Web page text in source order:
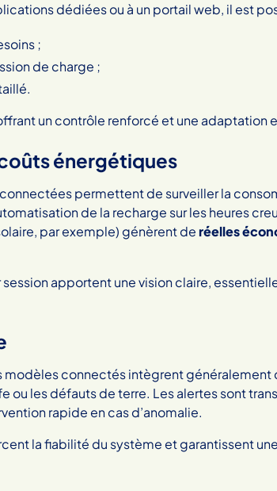
dédiées ou à un portail web, il est
;
de charge ;
un contrôle renforcé et une adaptation
énergétiques
permettent de surveiller la
de la recharge sur les heures
par exemple) génèrent deréelles
apportent une vision claire,
modèles connectés intègrent généralement
ou les défauts de terre. Les alertes sont
rapide en cas d’anomalie.
la fiabilité du système et garantissent